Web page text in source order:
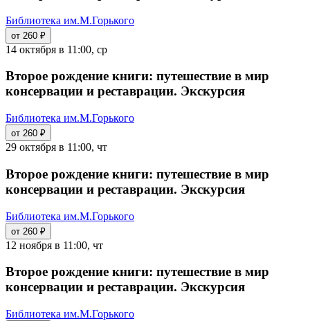
Библиотека им.М.Горького
от 260 ₽
14 октября в 11:00, ср
Второе рождение книги: путешествие в мир
консервации и реставрации. Экскурсия
Библиотека им.М.Горького
от 260 ₽
29 октября в 11:00, чт
Второе рождение книги: путешествие в мир
консервации и реставрации. Экскурсия
Библиотека им.М.Горького
от 260 ₽
12 ноября в 11:00, чт
Второе рождение книги: путешествие в мир
консервации и реставрации. Экскурсия
Библиотека им.М.Горького